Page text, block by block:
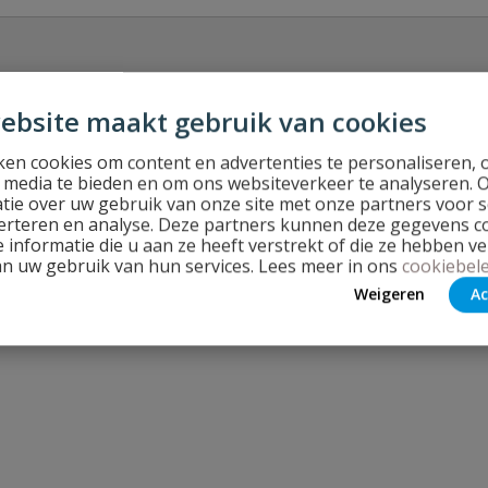
maakt gebruik van cookies
cookies om content en advertenties te personaliseren,
te bieden en om ons websiteverkeer te analyseren.
over uw gebruik van onze site met onze partners voor
en analyse. Deze partners kunnen deze gegevens
informatie die u aan ze heeft verstrekt of die ze hebben
uw gebruik van hun services. Lees meer in ons
Weigeren
Stel jouw
je zijn!